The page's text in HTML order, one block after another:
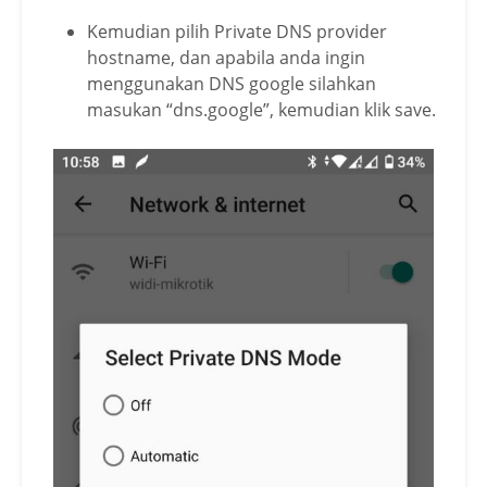
Kemudian pilih Private DNS provider
hostname, dan apabila anda ingin
menggunakan DNS google silahkan
masukan “dns.google”, kemudian klik save.